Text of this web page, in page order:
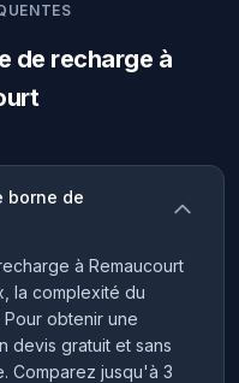
de recharge à
borne de
à Remaucourt
la complexité du
Pour obtenir une
devis gratuit et sans
Comparez jusqu'à 3